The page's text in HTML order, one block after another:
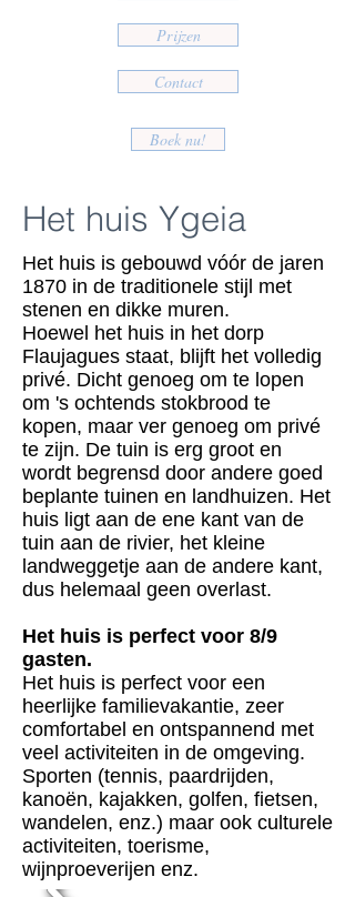
Prijzen
Contact
Boek nu!
Het huis Ygeia
Het huis is gebouwd vóór de jaren
1870 in de traditionele stijl met
stenen en dikke muren.
Hoewel het huis in het dorp
Flaujagues staat, blijft het volledig
privé. Dicht genoeg om te lopen
om 's ochtends stokbrood te
kopen, maar ver genoeg om privé
te zijn. De tuin is erg groot en
wordt begrensd door andere goed
beplante tuinen en landhuizen. Het
huis ligt aan de ene kant van de
tuin aan de rivier, het kleine
landweggetje aan de andere kant,
dus helemaal geen overlast.
Het huis is perfect voor 8/9
gasten.
Het huis is perfect voor een
heerlijke familievakantie, zeer
comfortabel en ontspannend met
veel activiteiten in de omgeving.
Sporten (tennis, paardrijden,
kanoën, kajakken, golfen, fietsen,
wandelen, enz.) maar ook culturele
activiteiten, toerisme,
wijnproeverijen enz.